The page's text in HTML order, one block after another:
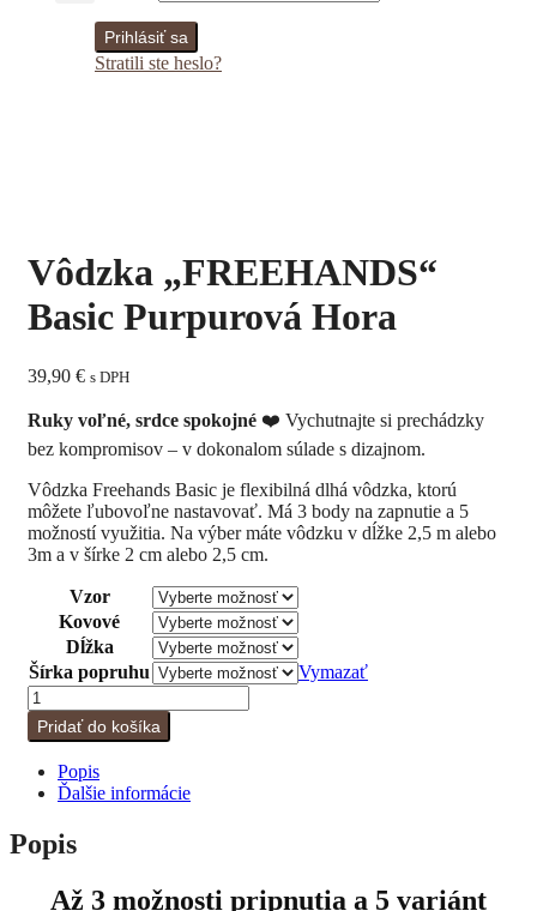
Prihlásiť sa
Stratili ste heslo?
Vôdzka „FREEHANDS“
Basic Purpurová Hora
39,90 € s DPH
Ruky voľné, srdce spokojné ❤️ Vychutnajte si prechádzky
bez kompromisov – v dokonalom súlade s dizajnom.
Vôdzka Freehands Basic je flexibilná dlhá vôdzka, ktorú
môžete ľubovoľne nastavovať. Má 3 body na zapnutie a 5
možností využitia. Na výber máte vôdzku v dĺžke 2,5 m alebo
3m a v šírke 2 cm alebo 2,5 cm.
Vzor
Kovové
Dĺžka
Šírka popruhu
Vymazať
množstvo
Vôdzka
"FREEHANDS"
Purpurová
Hora
Pridať do košíka
Popis
Ďalšie informácie
Popis
Až 3 možnosti pripnutia a 5 variánt